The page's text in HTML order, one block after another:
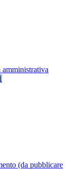
(da pubblicare